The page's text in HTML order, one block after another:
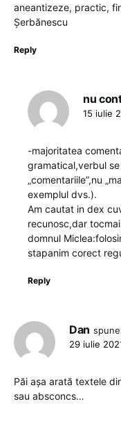
aneantizeze, practic,
Șerbănescu
Reply
nu
15 iulie
-majoritatea
gramatical,verbul
„comentariile”,nu
exemplul dvs.).
Am cautat in dex
recunosc,dar
domnul
stapanim corect
Reply
Dan
29 iulie
Păi așa arată textele
sau absconcs…